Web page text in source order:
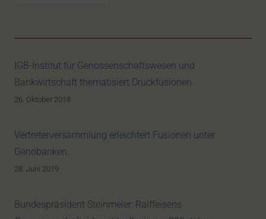
IGB-Institut für Genossenschaftswesen und
Bankwirtschaft thematisiert Druckfusionen
26. Oktober 2018
Vertreterversammlung erleichtert Fusionen unter
Genobanken.
28. Juni 2019
Bundespräsident Steinmeier: Raiffeisens